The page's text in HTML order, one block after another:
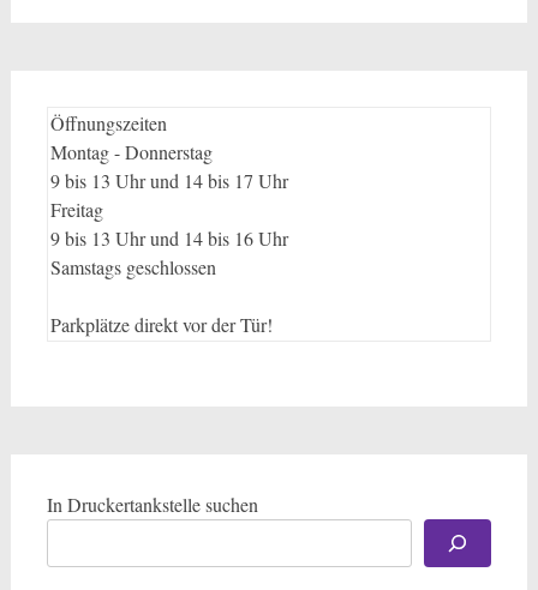
Öffnungszeiten
Montag - Donnerstag
9 bis 13 Uhr und 14 bis 17 Uhr
Freitag
9 bis 13 Uhr und 14 bis 16 Uhr
Samstags geschlossen
Parkplätze direkt vor der Tür!
In Druckertankstelle suchen